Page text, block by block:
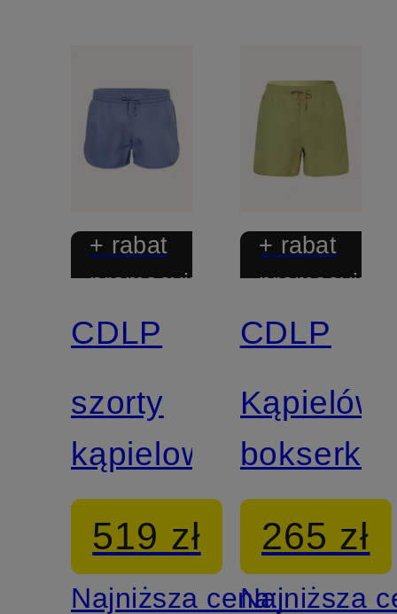
+ rabat
promocyjny
CDLP
szorty
kąpielowe
519 zł
Najniższa cena:
+ rabat
promocyjny
CDLP
bokserki
265 zł
Najniższa